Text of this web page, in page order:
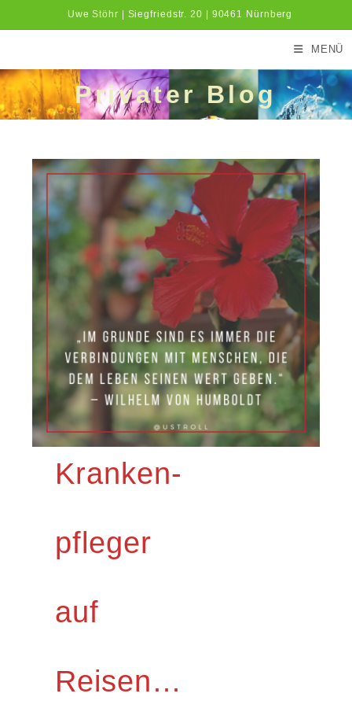
Inhalt
Uwe Stöhr | Siegfriedstr. 20 | 90461 Nürnberg
MENÜ
Privater Blog
Kranken-
pfleger
auf
Reisen…